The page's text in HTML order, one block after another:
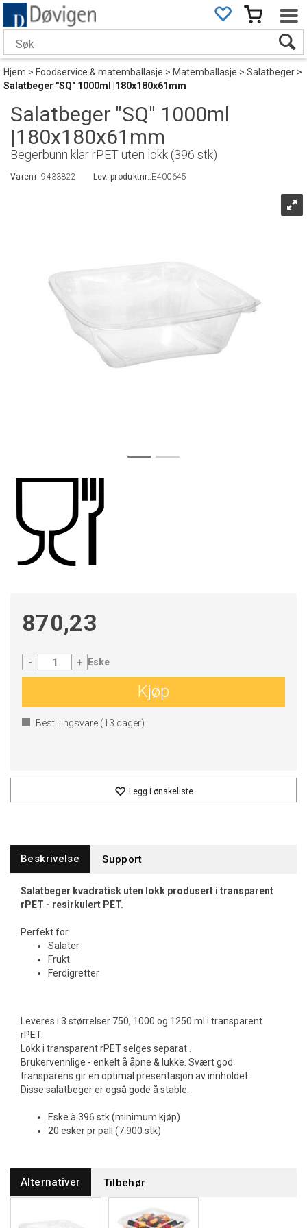
Hjem>Foodservice & matemballasje>Matemballasje>Salatbeger>
Salatbeger "SQ" 1000ml |180x180x61mm
Salatbeger "SQ" 1000ml
|180x180x61mm
Begerbunn klar rPET uten lokk (396 stk)
Varenr:9433822 Lev. produktnr.:E400645
870,23
- + Eske
Kjøp
Bestillingsvare (13 dager)
Legg i ønskeliste
Beskrivelse Support
Salatbeger kvadratisk uten lokk produsert i transparent
rPET - resirkulert PET.
Perfekt for
Salater
Frukt
Ferdigretter
Leveres i 3 størrelser 750, 1000 og 1250 ml i transparent
rPET.
Lokk i transparent rPET selges separat .
Brukervennlige - enkelt å åpne & lukke. Svært god
transparens gir en optimal presentasjon av innholdet.
Disse salatbeger er også gode å stable.
Eske à 396 stk (minimum kjøp)
20 esker pr pall (7.900 stk)
Alternativer Tilbehør